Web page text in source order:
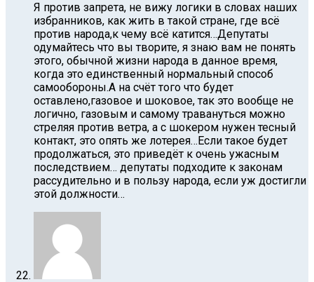
Я против запрета, не вижу логики в словах наших
избранников, как жить в такой стране, где всё
против народа,к чему всё катится…Депутаты
одумайтесь что вы творите, я знаю вам не понять
этого, обычной жизни народа в данное время,
когда это единственный нормальный способ
самообороны.А на счёт того что будет
оставлено,газовое и шоковое, так это вообще не
логично, газовым и самому травануться можно
стреляя против ветра, а с шокером нужен тесный
контакт, это опять же лотерея…Если такое будет
продолжаться, это приведёт к очень ужасным
последствием… депутаты подходите к законам
рассудительно и в пользу народа, если уж достигли
этой должности…